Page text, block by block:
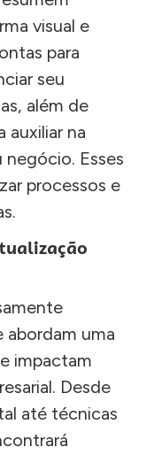
visual e
para
seu
além de
auxiliar na
Esses
processos e
abordam uma
impactam
Desde
até técnicas